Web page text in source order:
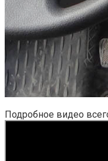
Подробное видео